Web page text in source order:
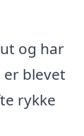
og har
blevet
rykke